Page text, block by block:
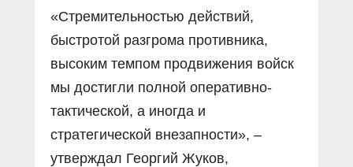
«Стремительностью действий,
быстротой разгрома противника,
высоким темпом продвижения войск
мы достигли полной оперативно-
тактической, а иногда и
стратегической внезапности», –
утверждал Георгий Жуков,